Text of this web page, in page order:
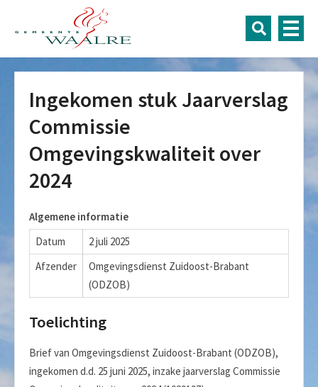
Ingekomen stuk Jaarverslag
Commissie
Omgevingskwaliteit over
2024
Algemene informatie
Datum
2 juli 2025
Afzender
Omgevingsdienst Zuidoost-Brabant
(ODZOB)
Toelichting
Brief van Omgevingsdienst Zuidoost-Brabant (ODZOB),
ingekomen d.d. 25 juni 2025, inzake jaarverslag Commissie